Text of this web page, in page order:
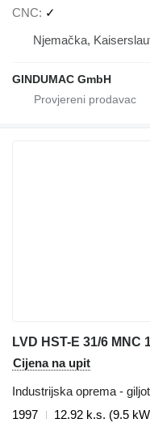
CNC
✓
Njemačka,
GINDUMAC GmbH
LVD HST-E 31/6 MNC
Cijena na upit
Industrijska oprema -
1997
12.92 k.s. (9.5